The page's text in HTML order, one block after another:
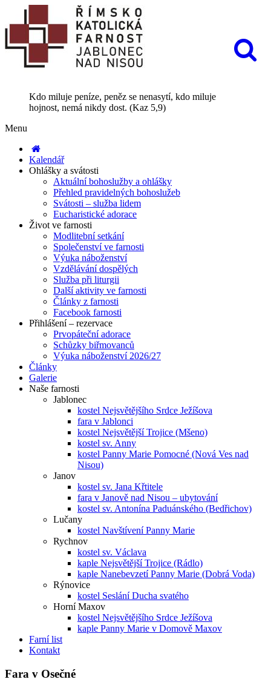
Kdo miluje peníze, peněz se nenasytí, kdo miluje
hojnost, nemá nikdy dost. (Kaz 5,9)
Menu
Kalendář
Ohlášky a svátosti
Aktuální bohoslužby a ohlášky
Přehled pravidelných bohoslužeb
Svátosti – služba lidem
Eucharistické adorace
Život ve farnosti
Modlitební setkání
Společenství ve farnosti
Výuka náboženství
Vzdělávání dospělých
Služba při liturgii
Další aktivity ve farnosti
Články z farnosti
Facebook farnosti
Přihlášení – rezervace
Prvopáteční adorace
Schůzky biřmovanců
Výuka náboženství 2026/27
Články
Galerie
Naše farnosti
Jablonec
kostel Nejsvětějšího Srdce Ježíšova
fara v Jablonci
kostel Nejsvětější Trojice (Mšeno)
kostel sv. Anny
kostel Panny Marie Pomocné (Nová Ves nad
Nisou)
Janov
kostel sv. Jana Křtitele
fara v Janově nad Nisou – ubytování
kostel sv. Antonína Paduánského (Bedřichov)
Lučany
kostel Navštívení Panny Marie
Rychnov
kostel sv. Václava
kaple Nejsvětější Trojice (Rádlo)
kaple Nanebevzetí Panny Marie (Dobrá Voda)
Rýnovice
kostel Seslání Ducha svatého
Horní Maxov
kostel Nejsvětějšího Srdce Ježíšova
kaple Panny Marie v Domově Maxov
Farní list
Kontakt
Fara v Osečné